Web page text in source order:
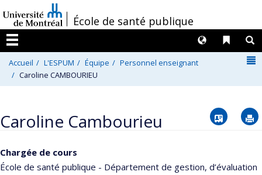
au
contenu
/École de santé publique
Menu
Liens
Langues
Accueil L'ESPUM Équipe
Personnel enseignant
Caroline CAMBOURIEU
Caroline Cambourieu Vcard
Chargée de cours
École de santé publique - Département de gestion, d’évaluation